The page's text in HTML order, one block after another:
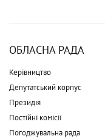
ОБЛАСНА РАДА
Керівництво
Депутатський корпус
Президія
Постійні комісії
Погоджувальна рада